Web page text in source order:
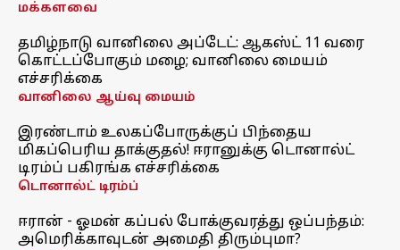
மக்களவை
தமிழ்நாடு வானிலை அப்டேட்: ஆகஸ்ட் 11 வரை
கொட்டப்போகும் மழை; வானிலை மையம்
எச்சரிக்கை
வானிலை ஆய்வு மையம்
இரண்டாம் உலகப்போருக்குப் பிந்தைய
மிகப்பெரிய தாக்குதல்! ஈரானுக்கு டொனால்ட்
டிரம்ப் பகிரங்க எச்சரிக்கை
டொனால்ட் டிரம்ப்
ஈரான் - ஓமன் கப்பல் போக்குவரத்து ஒப்பந்தம்:
அமெரிக்காவுடன் அமைதி திரும்புமா?